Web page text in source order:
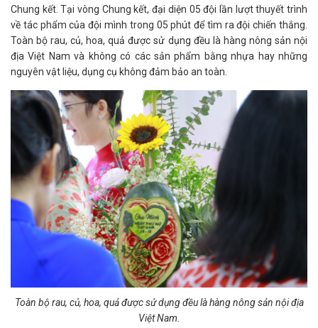
Chung kết. Tại vòng Chung kết, đại diện 05 đội lần lượt thuyết trình
về tác phẩm của đội mình trong 05 phút để tìm ra đội chiến thắng.
Toàn bộ rau, củ, hoa, quả được sử dụng đều là hàng nông sản nội
địa Việt Nam và không có các sản phẩm bằng nhựa hay những
nguyên vật liệu, dụng cụ không đảm bảo an toàn.
Toàn bộ rau, củ, hoa, quả được sử dụng đều là hàng nông sản nội địa
Việt Nam.